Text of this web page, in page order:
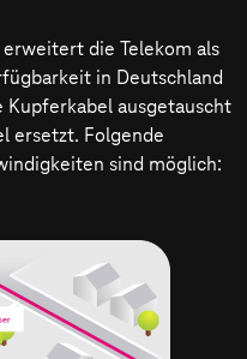
die Telekom als
in Deutschland
ausgetauscht
ersetzt. Folgende
sind möglich: